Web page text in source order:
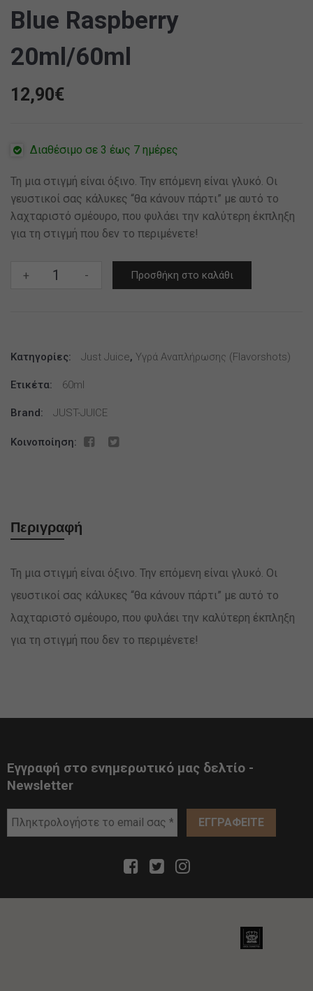
Blue Raspberry
20ml/60ml
12,90€
Διαθέσιμο σε 3 έως 7 ημέρες
Τη μια στιγμή είναι όξινο. Την επόμενη είναι γλυκό. Οι
γευστικοί σας κάλυκες “θα κάνουν πάρτι” με αυτό το
λαχταριστό σμέουρο, που φυλάει την καλύτερη έκπληξη
για τη στιγμή που δεν το περιμένετε!
+
Just
Raspberry
ποσότητα
- Προσθήκη στο καλάθι
Κατηγορίες: Just Juice, Υγρά Αναπλήρωσης (flavorshots)
Ετικέτα: 60ml
Brand: JUST-JUICE
Κοινοποίηση:
Περιγραφή
Τη μια στιγμή είναι όξινο. Την επόμενη είναι γλυκό. Οι
γευστικοί σας κάλυκες “θα κάνουν πάρτι” με αυτό το
λαχταριστό σμέουρο, που φυλάει την καλύτερη έκπληξη
για τη στιγμή που δεν το περιμένετε!
Εγγραφή στο ενημερωτικό μας δελτίο -
Newsletter